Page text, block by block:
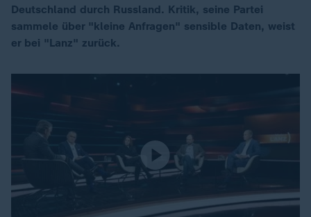
Deutschland durch Russland. Kritik, seine Partei
sammele über "kleine Anfragen" sensible Daten, weist
er bei "Lanz" zurück.